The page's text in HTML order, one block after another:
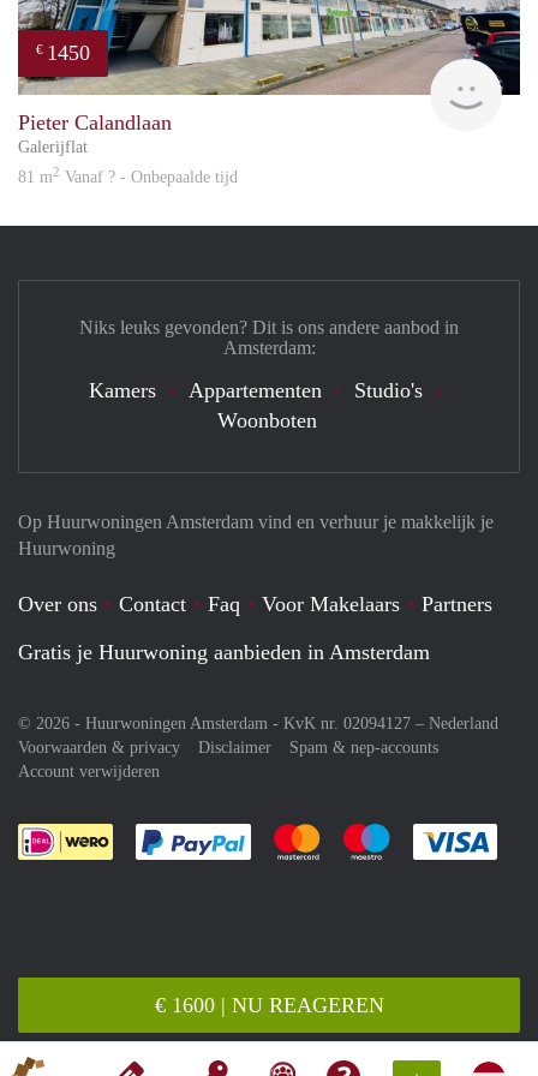
€ 1600 | NU REAGEREN
€ 1450
Pieter Calandlaan
Galerijflat
81 m2 Vanaf ? - Onbepaalde tijd
Op Huurwoningen Amsterdam vind en verhuur je makkelijk je
Huurwoning
Over ons Contact Faq Voor Makelaars
Partners
Gratis je Huurwoning aanbieden in Amsterdam
© 2026 - Huurwoningen Amsterdam - KvK nr. 02094127 – Nederland
Voorwaarden & privacy
Disclaimer
Spam & nep-accounts
Account verwijderen
Je rekent gemakkelijk af met Paypal
Je rekent gemakkelijk af met
Je rekent
Niks leuks gevonden? Dit is ons andere aanbod in
Amsterdam:
Kamers Appartementen
Studio's
Woonboten